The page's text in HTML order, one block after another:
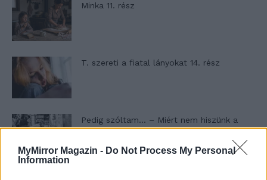
MyMirror Magazin - Do Not Process My Personal
Information
Minka 11. rész
T. szereti a fiatal lányokat 14. rész
Pedig szóltam… – Miért nem hiszünk a
nőknek, amikor segítséget kérnek?